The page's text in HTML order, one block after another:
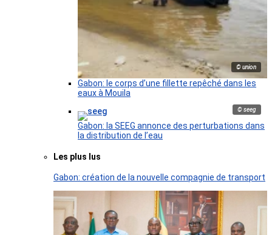
© union
Gabon: le corps d’une fillette repêché dans les
eaux à Mouila
© seeg
Gabon: la SEEG annonce des perturbations dans
la distribution de l’eau
Les plus lus
Gabon: création de la nouvelle compagnie de transport